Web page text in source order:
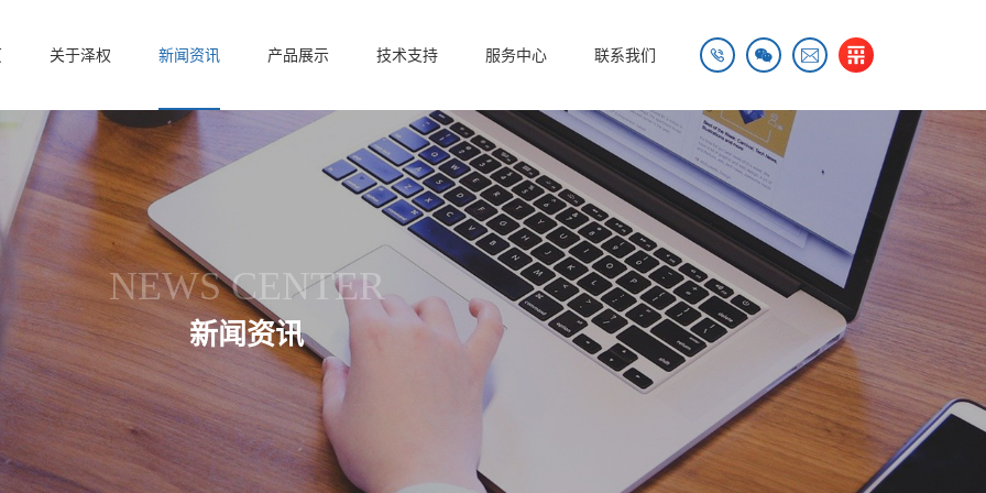
 

关于泽权 新闻资讯 产品展示 技术支持 服务中心 联系我们
NEWS CENTER
新闻资讯